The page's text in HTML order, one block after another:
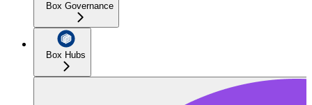
Box Governance
Box Hubs